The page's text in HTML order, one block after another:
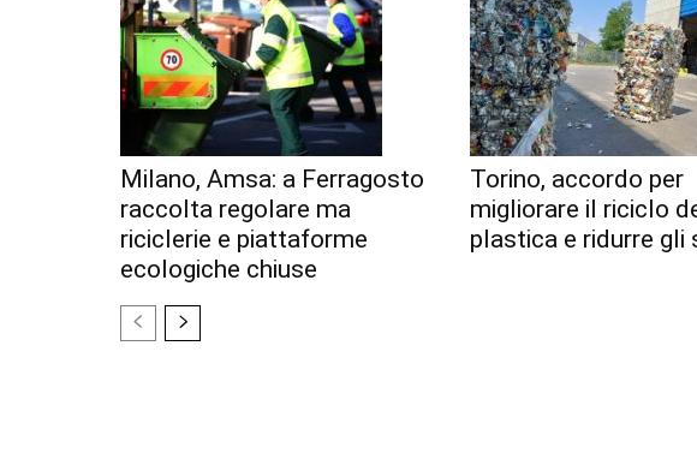
Milano, Amsa: a Ferragosto
raccolta regolare ma
riciclerie e piattaforme
ecologiche chiuse
Torino, accordo per
migliorare il riciclo
plastica e ridurre gli